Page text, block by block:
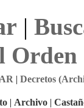
|
Orden
| Decretos
| Archivo |